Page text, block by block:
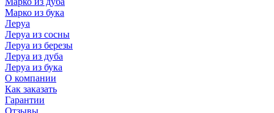
Марко из бука
Леруа
Леруа из сосны
Леруа из березы
Леруа из дуба
Леруа из бука
О компании
Как заказать
Гарантии
Отзывы